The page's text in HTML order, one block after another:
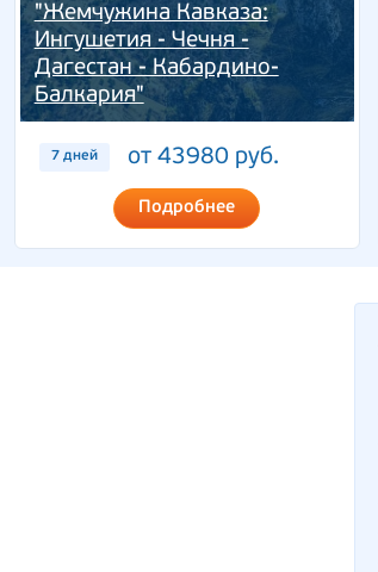
"Жемчужина Кавказа:
Ингушетия - Чечня -
Дагестан - Кабардино-
Балкария"
7 дней от 43980 руб.
Подробнее